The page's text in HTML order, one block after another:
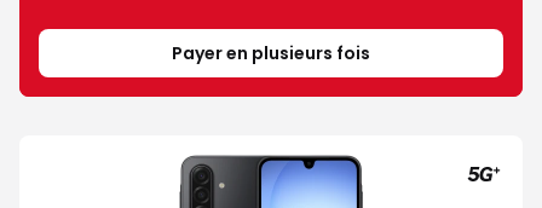
Payer en plusieurs fois